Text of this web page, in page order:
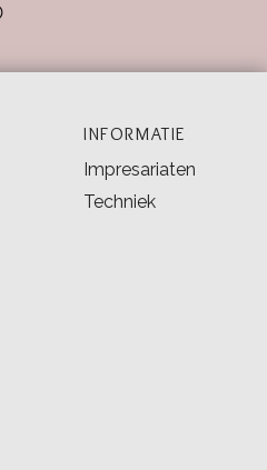
INFORMATIE
Impresariaten
Techniek